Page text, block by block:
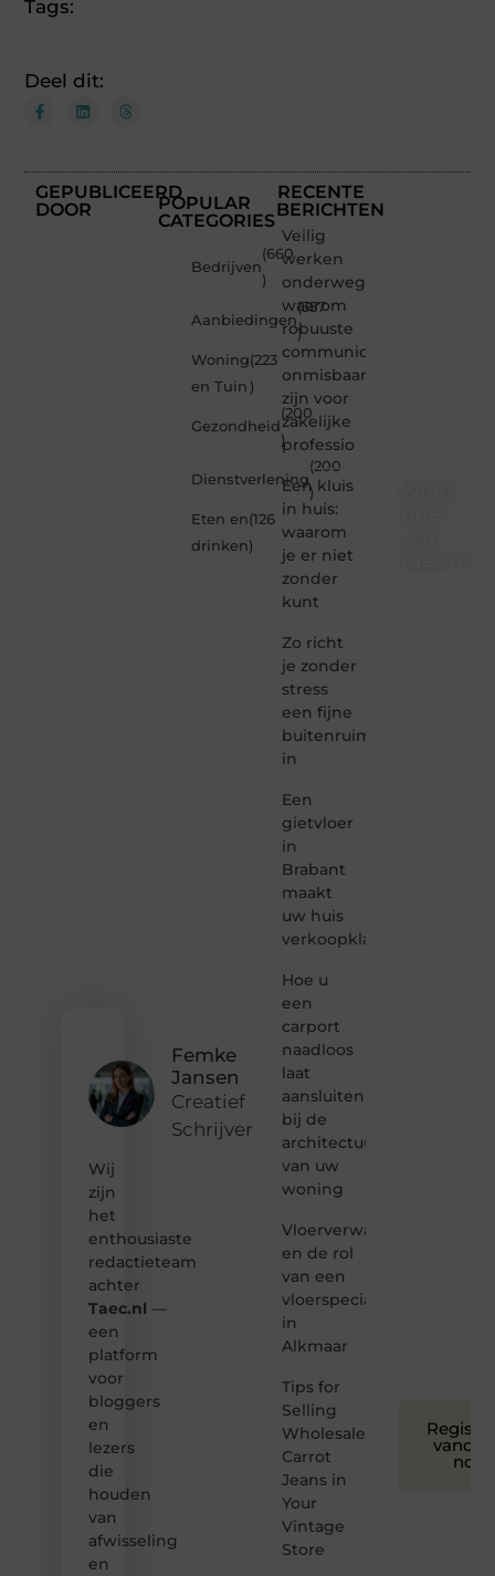
Tags:
Deel dit:
GEPUBLICEERD
DOOR
Femke
Jansen
Creatief
Schrijver
Wij
zijn
het
enthousiaste
redactieteam
achter
Taec.nl —
een
platform
voor
bloggers
en
lezers
die
houden
van
afwisseling
en
POPULAR
CATEGORIES
Bedrijven
(660
)
Aanbiedingen
(357
)
Woning
en Tuin
(223
)
Gezondheid
(200
)
Dienstverlening
(200
)
Eten en
drinken
(126
)
RECENTE
BERICHTEN
Veilig
werken
onderweg:
waarom
robuuste
communicatiemiddelen
onmisbaar
zijn voor
zakelijke
professio
Een kluis
in huis:
waarom
je er niet
zonder
kunt
Zo richt
je zonder
stress
een fijne
buitenruimte
in
Een
gietvloer
in
Brabant
maakt
uw huis
verkoopklaar
Hoe u
een
carport
naadloos
laat
aansluiten
bij de
architectuur
van uw
woning
Vloerverwarming
en de rol
van een
vloerspecialist
in
Alkmaar
Tips for
Selling
Wholesale
Carrot
Jeans in
Your
Vintage
Store
nog